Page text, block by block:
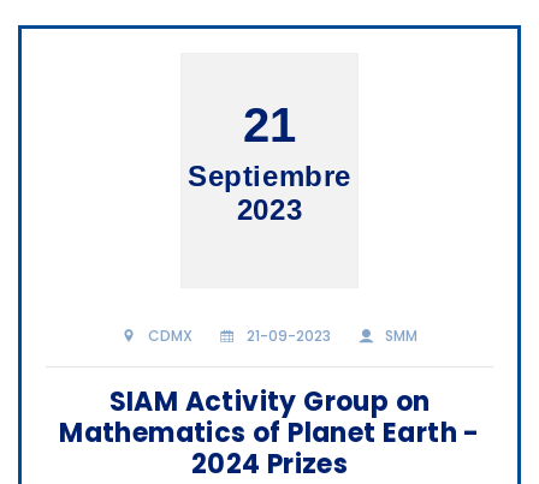
21
Septiembre
2023
CDMX 21-09-2023 SMM
SIAM Activity Group on
Mathematics of Planet Earth -
2024 Prizes